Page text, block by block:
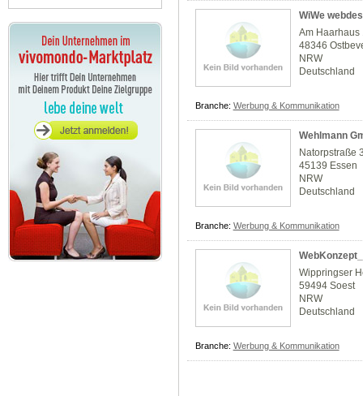
WiWe
Am Haarhaus
48346
NRW
Deutschland
Branche: Werbung & Kommunikation
Wehlmann
Natorpstraße
45139 Essen
NRW
Deutschland
Branche: Werbung & Kommunikation
Wippringser
59494 Soest
NRW
Deutschland
Branche: Werbung & Kommunikation